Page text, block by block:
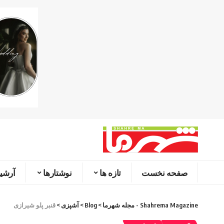
صفحه نخست تازه ها نوشتارها
Shahrema Magazine - مجله شهرما >
Blog
> آشپزی>قنبر پلو شیرازی